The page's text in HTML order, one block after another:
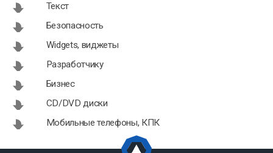
Текст
Безопасность
Widgets, виджеты
Разработчику
Бизнес
CD/DVD диски
Мобильные телефоны, КПК